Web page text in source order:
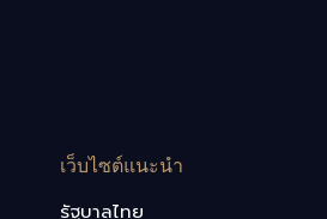
เว็บไซต์แนะนำ
รัฐบาลไทย